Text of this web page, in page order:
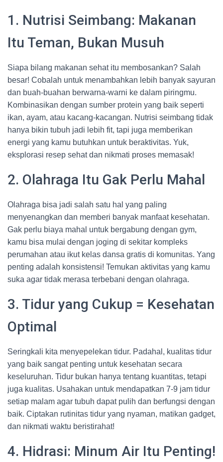
1. Nutrisi Seimbang: Makanan
Itu Teman, Bukan Musuh
Siapa bilang makanan sehat itu membosankan? Salah
besar! Cobalah untuk menambahkan lebih banyak sayuran
dan buah-buahan berwarna-warni ke dalam piringmu.
Kombinasikan dengan sumber protein yang baik seperti
ikan, ayam, atau kacang-kacangan. Nutrisi seimbang tidak
hanya bikin tubuh jadi lebih fit, tapi juga memberikan
energi yang kamu butuhkan untuk beraktivitas. Yuk,
eksplorasi resep sehat dan nikmati proses memasak!
2. Olahraga Itu Gak Perlu Mahal
Olahraga bisa jadi salah satu hal yang paling
menyenangkan dan memberi banyak manfaat kesehatan.
Gak perlu biaya mahal untuk bergabung dengan gym,
kamu bisa mulai dengan joging di sekitar kompleks
perumahan atau ikut kelas dansa gratis di komunitas. Yang
penting adalah konsistensi! Temukan aktivitas yang kamu
suka agar tidak merasa terbebani dengan olahraga.
3. Tidur yang Cukup = Kesehatan
Optimal
Seringkali kita menyepelekan tidur. Padahal, kualitas tidur
yang baik sangat penting untuk kesehatan secara
keseluruhan. Tidur bukan hanya tentang kuantitas, tetapi
juga kualitas. Usahakan untuk mendapatkan 7-9 jam tidur
setiap malam agar tubuh dapat pulih dan berfungsi dengan
baik. Ciptakan rutinitas tidur yang nyaman, matikan gadget,
dan nikmati waktu beristirahat!
4. Hidrasi: Minum Air Itu Penting!